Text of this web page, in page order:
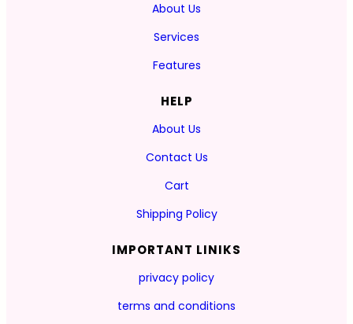
About Us
Services
Features
HELP
About Us
Contact Us
Cart
Shipping Policy
IMPORTANT LINIKS
privacy policy
terms and conditions